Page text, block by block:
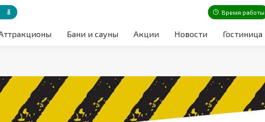
Время работы
Бани и сауны Акции Новости Гостиница